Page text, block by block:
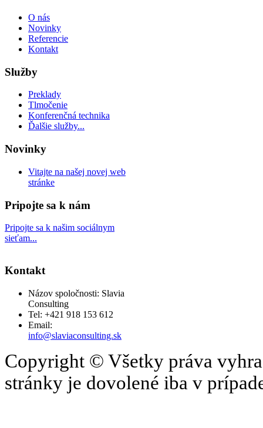
O nás
Novinky
Referencie
Kontakt
Služby
Preklady
Tlmočenie
Konferenčná technika
Ďalšie služby...
Novinky
Vitajte na našej novej web
stránke
Pripojte sa k nám
Pripojte sa k našim sociálnym
sieťam...
Kontakt
Názov spoločnosti: Slavia
Consulting
Tel: +421 918 153 612
Email:
info@slaviaconsulting.sk
Copyright © Všetky práva
stránky je dovolené iba v